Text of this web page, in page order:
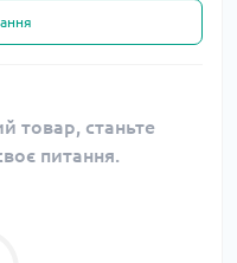
товар, станьте
питання.